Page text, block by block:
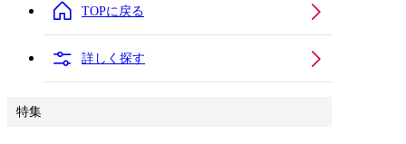
TOPに戻る
詳しく探す
特集